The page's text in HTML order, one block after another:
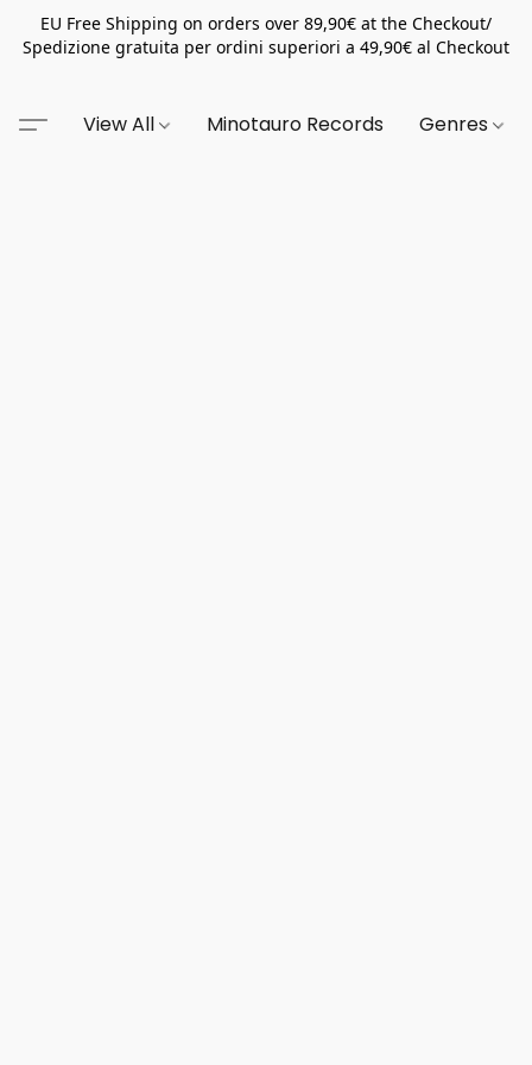
EU Free Shipping on orders over 89,90€ at the Checkout/
Spedizione gratuita per ordini superiori a 49,90€ al Checkout
View All Minotauro Records Genres